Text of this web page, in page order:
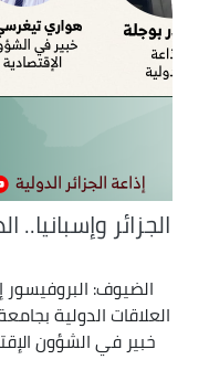
الجزائر
الضيوف:
خبير في الشؤون